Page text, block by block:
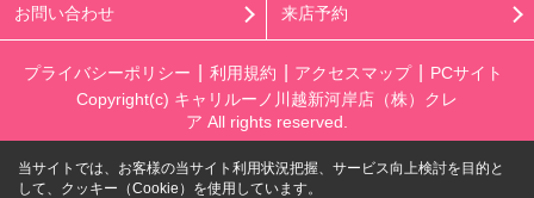
お問い合わせ 来店予約
プライバシーポリシー 利用規約 アクセスマップ
PCサイト
Copyright(c) キャリルーノ川越新河岸店（株）クレ
ア All rights reserved.
当サイトでは、お客様の当サイト利用状況把握、サービス向上検討を目的と
して、クッキー（Cookie）を使用しています。